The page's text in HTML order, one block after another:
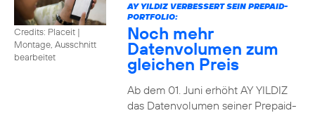
Credits: Placeit |
Montage, Ausschnitt
bearbeitet
AY YILDIZ VERBESSERT SEIN PREPAID-
PORTFOLIO:
Noch mehr
Datenvolumen zum
gleichen Preis
Ab dem 01. Juni erhöht AY YILDIZ
das Datenvolumen seiner Prepaid-